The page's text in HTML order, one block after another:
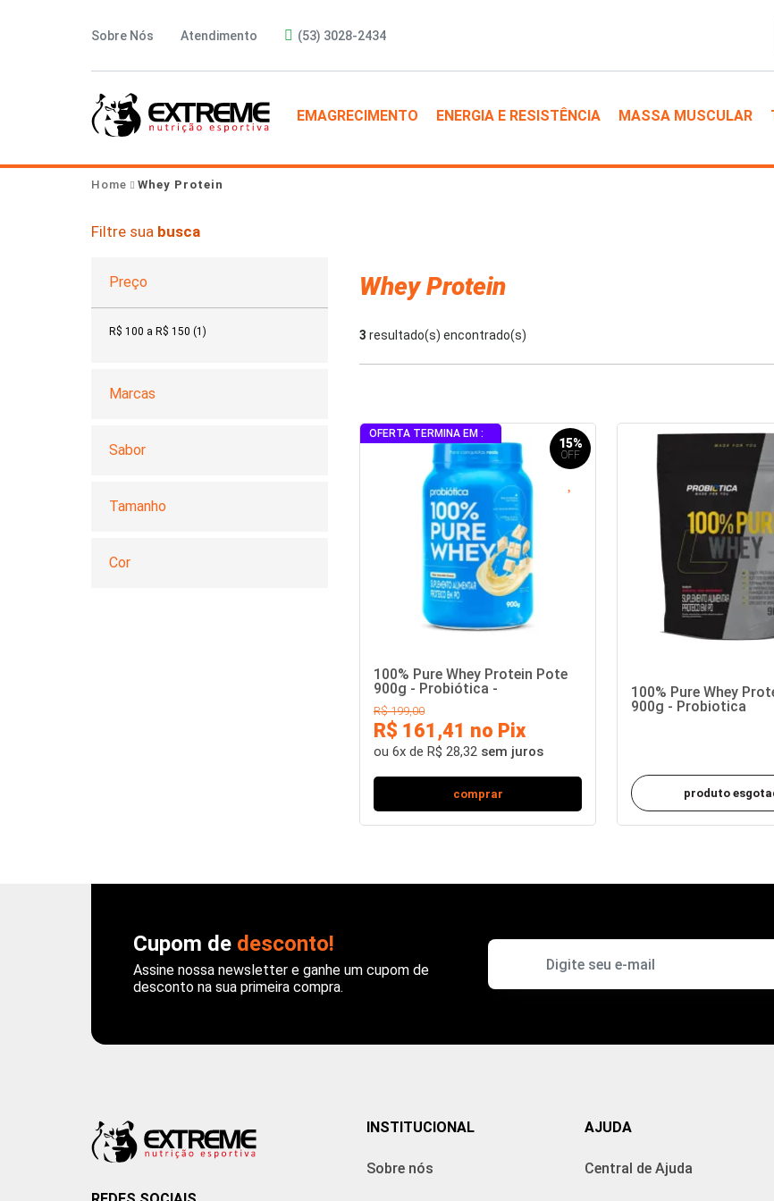
Sobre Nós Atendimento (53) 3028-2434
EMAGRECIMENTO ENERGIA E RESISTÊNCIA MASSA MUSCULAR
Home Whey Protein
Filtre sua busca
Preço
R$ 100 a R$ 150 (1)
Marcas
Sabor
Tamanho
Cor
Whey Protein
3 resultado(s) encontrado(s)
100% Pure Whey Protein Pote
900g - Probiótica -
R$ 199,00
R$ 161,41 no Pix
ou 6x de R$ 28,32 sem juros
comprar
15%
100% Pure Whey
900g - Probiotica
produto
Cupom de desconto!
Assine nossa newsletter e ganhe um cupom de
desconto na sua primeira compra.
INSTITUCIONAL
Sobre nós
AJUDA
Central de Ajuda